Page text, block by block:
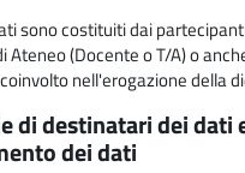
sono costituiti dai
Ateneo (Docente o T/A) o
nell'erogazione della
di destinatari dei dati
dei dati